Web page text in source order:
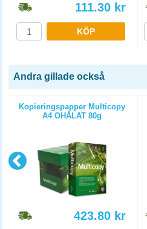
111.30 kr
KÖP
Andra gillade också
Kopieringspapper Multicopy
A4 OHÅLAT 80g
423.80 kr